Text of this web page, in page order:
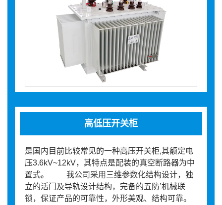
高低压开关柜
是国内目前比较常见的一种高压开关柜,其额定电
压3.6kV~12kV，其特点是配装的真空断路器为中
置式。 我公司采用三维参数化结构设计，独
立的活门及导轨设计结构，完备的五防’机械联
锁，保证产品的可靠性，外形美观、结构可靠。